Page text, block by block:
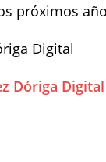
próximos
Digital
Dóriga Digital